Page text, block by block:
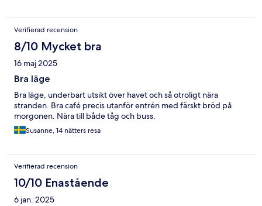
Verifierad recension
8/10 Mycket bra
16 maj 2025
Bra läge
Bra läge, underbart utsikt över havet och så otroligt nära
stranden. Bra café precis utanför entrén med färskt bröd på
morgonen. Nära till både tåg och buss.
Susanne, 14 nätters resa
Verifierad recension
10/10 Enastående
6 jan. 2025